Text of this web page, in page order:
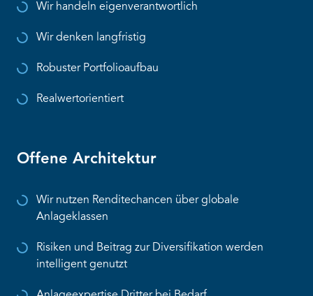
Wir handeln eigenverantwortlich
Wir denken langfristig
Robuster Portfolioaufbau
Realwertorientiert
Offene Architektur
Wir nutzen Renditechancen über globale
Anlageklassen
Risiken und Beitrag zur Diversifikation werden
intelligent genutzt